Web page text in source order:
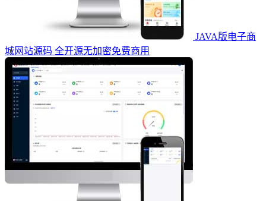
JAVA版电子商
城网站源码 全开源无加密免费商用